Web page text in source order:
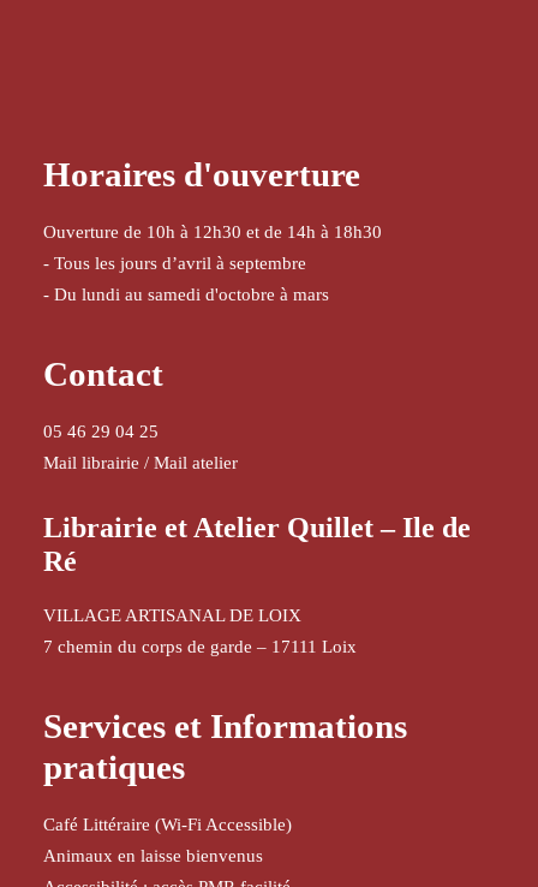
Horaires d'ouverture
Ouverture de 10h à 12h30 et de 14h à 18h30
- Tous les jours d’avril à septembre
- Du lundi au samedi d'octobre à mars
Contact
05 46 29 04 25
Mail librairie / Mail atelier
Librairie et Atelier Quillet – Ile de
Ré
VILLAGE ARTISANAL DE LOIX
7 chemin du corps de garde – 17111 Loix
Services et Informations
pratiques
Café Littéraire (Wi-Fi Accessible)
Animaux en laisse bienvenus